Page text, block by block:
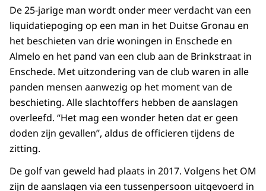
De 25-jarige man wordt onder meer verdacht van een
liquidatiepoging op een man in het Duitse Gronau en
het beschieten van drie woningen in Enschede en
Almelo en het pand van een club aan de Brinkstraat in
Enschede. Met uitzondering van de club waren in alle
panden mensen aanwezig op het moment van de
beschieting. Alle slachtoffers hebben de aanslagen
overleefd. “Het mag een wonder heten dat er geen
doden zijn gevallen”, aldus de officieren tijdens de
zitting.
De golf van geweld had plaats in 2017. Volgens het OM
zijn de aanslagen via een tussenpersoon uitgevoerd in